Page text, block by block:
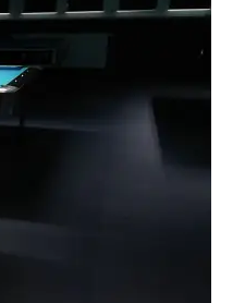
Kętrzyn